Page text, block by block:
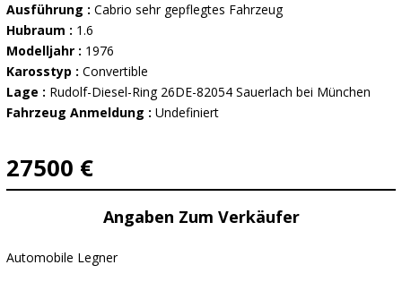
Ausführung : Cabrio sehr gepflegtes Fahrzeug
Hubraum : 1.6
Modelljahr : 1976
Karosstyp : Convertible
Lage : Rudolf-Diesel-Ring 26DE-82054 Sauerlach bei München
Fahrzeug Anmeldung : Undefiniert
27500 €
Angaben Zum Verkäufer
Automobile Legner